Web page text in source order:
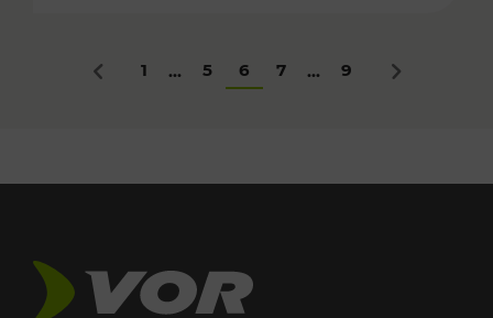
Zurück
1 ... 5 6 7 ... 9 Nächstes